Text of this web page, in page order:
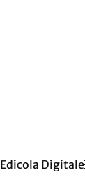
Edicola Digitale